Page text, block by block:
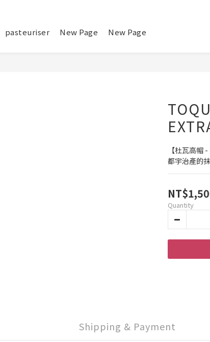
pasteuriser New Page New Page
【杜瓦高帽
都宇治產的
Quantity
Shipping & Payment